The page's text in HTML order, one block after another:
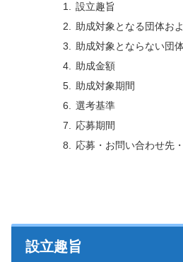
設立趣旨
助成対象となる団体お
助成対象とならない団
助成金額
助成対象期間
選考基準
応募期間
応募・お問い合わせ先
設立趣旨